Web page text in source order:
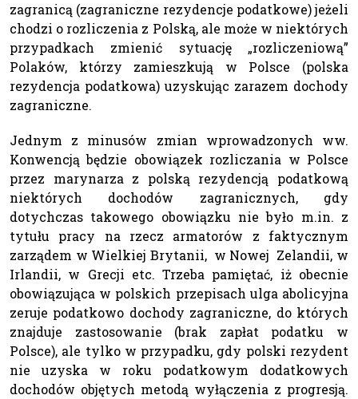
zagranicą (zagraniczne rezydencje podatkowe) jeżeli
chodzi o rozliczenia z Polską, ale może w niektórych
przypadkach zmienić sytuację „rozliczeniową”
Polaków, którzy zamieszkują w Polsce (polska
rezydencja podatkowa) uzyskując zarazem dochody
zagraniczne.
Jednym z minusów zmian wprowadzonych ww.
Konwencją będzie obowiązek rozliczania w Polsce
przez marynarza z polską rezydencją podatkową
niektórych dochodów zagranicznych, gdy
dotychczas takowego obowiązku nie było m.in. z
tytułu pracy na rzecz armatorów z faktycznym
zarządem w Wielkiej Brytanii, w Nowej Zelandii, w
Irlandii, w Grecji etc. Trzeba pamiętać, iż obecnie
obowiązująca w polskich przepisach ulga abolicyjna
zeruje podatkowo dochody zagraniczne, do których
znajduje zastosowanie (brak zapłat podatku w
Polsce), ale tylko w przypadku, gdy polski rezydent
nie uzyska w roku podatkowym dodatkowych
dochodów objętych metodą wyłączenia z progresją.